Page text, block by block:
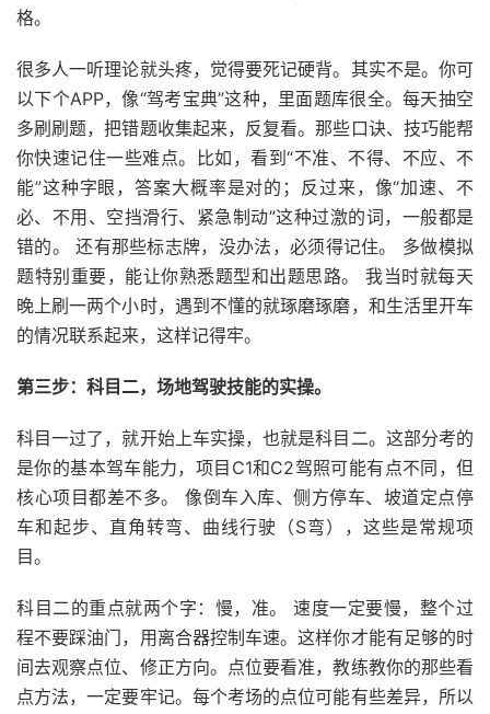
格。
很多人一听理论就头疼，觉得要死记硬背。其实不是。你可
以下个APP，像“驾考宝典”这种，里面题库很全。每天抽空
多刷刷题，把错题收集起来，反复看。那些口诀、技巧能帮
你快速记住一些难点。比如，看到“不准、不得、不应、不
能”这种字眼，答案大概率是对的；反过来，像“加速、不
必、不用、空挡滑行、紧急制动”这种过激的词，一般都是
错的。 还有那些标志牌，没办法，必须得记住。 多做模拟
题特别重要，能让你熟悉题型和出题思路。 我当时就每天
晚上刷一两个小时，遇到不懂的就琢磨琢磨，和生活里开车
的情况联系起来，这样记得牢。
第三步：科目二，场地驾驶技能的实操。
科目一过了，就开始上车实操，也就是科目二。这部分考的
是你的基本驾车能力，项目C1和C2驾照可能有点不同，但
核心项目都差不多。 像倒车入库、侧方停车、坡道定点停
车和起步、直角转弯、曲线行驶（S弯），这些是常规项
目。
科目二的重点就两个字：慢，准。 速度一定要慢，整个过
程不要踩油门，用离合器控制车速。这样你才能有足够的时
间去观察点位、修正方向。点位要看准，教练教你的那些看
点方法，一定要牢记。每个考场的点位可能有些差异，所以